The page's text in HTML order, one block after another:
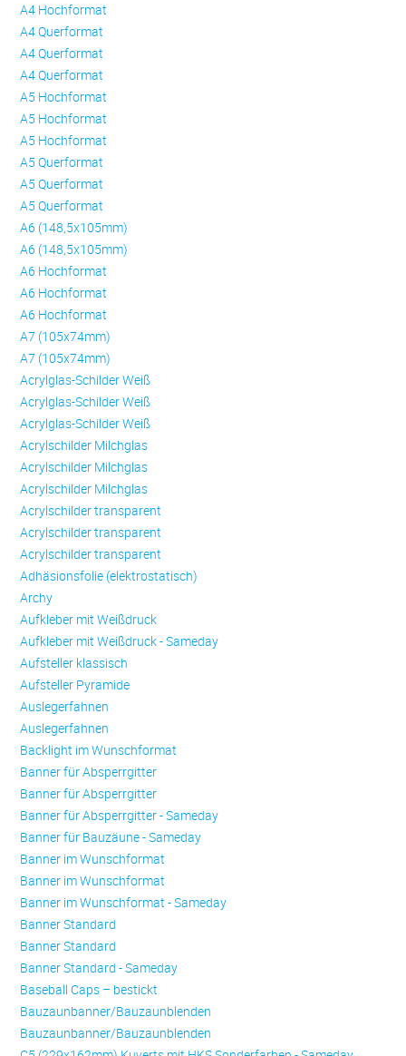
A4 Hochformat
A4 Querformat
A4 Querformat
A4 Querformat
A5 Hochformat
A5 Hochformat
A5 Hochformat
A5 Querformat
A5 Querformat
A5 Querformat
A6 (148,5x105mm)
A6 (148,5x105mm)
A6 Hochformat
A6 Hochformat
A6 Hochformat
A7 (105x74mm)
A7 (105x74mm)
Acrylglas-Schilder Weiß
Acrylglas-Schilder Weiß
Acrylglas-Schilder Weiß
Acrylschilder Milchglas
Acrylschilder Milchglas
Acrylschilder Milchglas
Acrylschilder transparent
Acrylschilder transparent
Acrylschilder transparent
Adhäsionsfolie (elektrostatisch)
Archy
Aufkleber mit Weißdruck
Aufkleber mit Weißdruck - Sameday
Aufsteller klassisch
Aufsteller Pyramide
Auslegerfahnen
Auslegerfahnen
Backlight im Wunschformat
Banner für Absperrgitter
Banner für Absperrgitter
Banner für Absperrgitter - Sameday
Banner für Bauzäune - Sameday
Banner im Wunschformat
Banner im Wunschformat
Banner im Wunschformat - Sameday
Banner Standard
Banner Standard
Banner Standard - Sameday
Baseball Caps – bestickt
Bauzaunbanner/Bauzaunblenden
Bauzaunbanner/Bauzaunblenden